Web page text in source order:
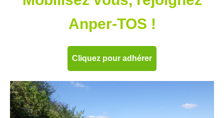
Anper-TOS !
Cliquez pour adhérer